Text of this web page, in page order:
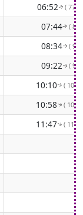
06:52↑( 77°
07:44↑ (
08:34↑ (
09:22↑(
10:10↑( 103°
10:58↑( 108°
11:47↑( 112°